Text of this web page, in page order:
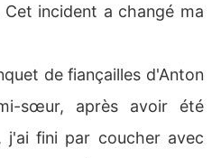
incident a changé ma
de fiançailles d'Anton
sœur, après avoir été
j'ai fini par coucher avec